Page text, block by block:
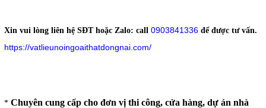
Xin vui lòng liên hệ SĐT hoặc Zalo: call 0903841336 để được tư vấn.
https://vatlieunoingoaithatdongnai.com/
*Chuyên cung cấp cho đơn vị thi công, cửa hàng, dự án nhà